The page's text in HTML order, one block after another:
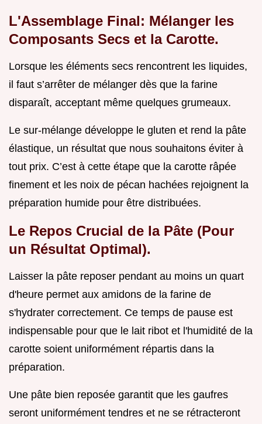
L'Assemblage Final: Mélanger les
Composants Secs et la Carotte.
Lorsque les éléments secs rencontrent les liquides,
il faut s’arrêter de mélanger dès que la farine
disparaît, acceptant même quelques grumeaux.
Le sur-mélange développe le gluten et rend la pâte
élastique, un résultat que nous souhaitons éviter à
tout prix. C’est à cette étape que la carotte râpée
finement et les noix de pécan hachées rejoignent la
préparation humide pour être distribuées.
Le Repos Crucial de la Pâte (Pour
un Résultat Optimal).
Laisser la pâte reposer pendant au moins un quart
d'heure permet aux amidons de la farine de
s'hydrater correctement. Ce temps de pause est
indispensable pour que le lait ribot et l'humidité de la
carotte soient uniformément répartis dans la
préparation.
Une pâte bien reposée garantit que les gaufres
seront uniformément tendres et ne se rétracteront